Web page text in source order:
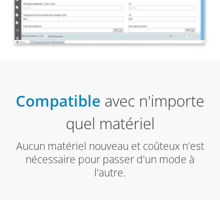
Compatible avec n'importe
quel matériel
Aucun matériel nouveau et coûteux n'est
nécessaire pour passer d'un mode à
l'autre.